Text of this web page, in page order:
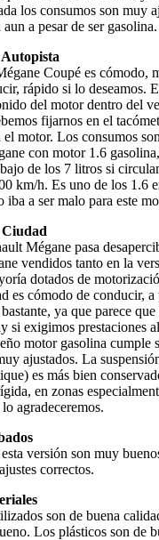
los consumos son muy
a pesar de ser gasolina.
Coupé es cómodo,
rápido si lo deseamos.
del motor dentro del
fijarnos en el
motor. Los consumos
con motor 1.6
de los 7 litros si
km/h. Es uno de los 1.6
iba a ser malo para este
Mégane pasa
vendidos tanto en la
dotados de
es cómodo de conducir, a
ya que parece
si exigimos prestaciones
motor gasolina cumple
ajustados. La
es más bien
en zonas
agradeceremos.
versión son muy
correctos.
son de buena
Los plásticos son de